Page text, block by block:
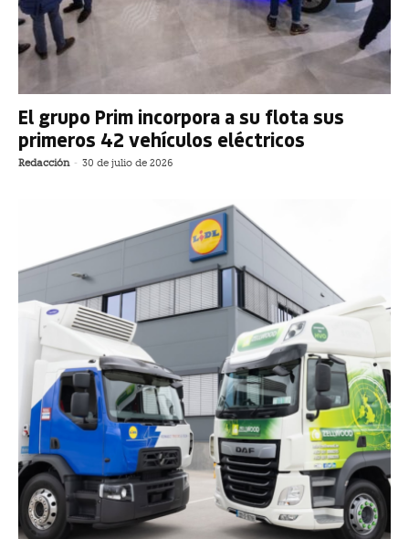
El grupo Prim incorpora a su flota sus
primeros 42 vehículos eléctricos
Redacción - 30 de julio de 2026